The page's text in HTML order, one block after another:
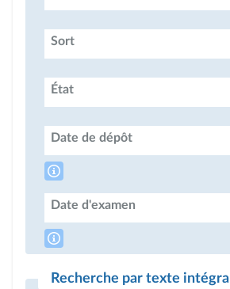
Sort
État
Date de dépôt
Date d'examen
Recherche par texte intégral